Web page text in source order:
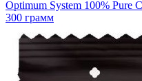
Optimum System 100% Pure
300 грамм